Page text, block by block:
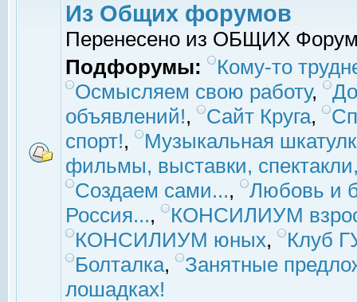
Из Общих форумов
Перенесено из ОБЩИХ
Подфорумы:
Кому-то
Осмысляем свою работу,
объявлений!, Сайт Круга,
спорт!,
Музыкальная
фильмы, выставки,
Создаем сами...,
Любовь и
Россия...,
КОНСИЛИУМ
КОНСИЛИУМ юных,
Клуб
Болталка,
Занятные
лошадках!